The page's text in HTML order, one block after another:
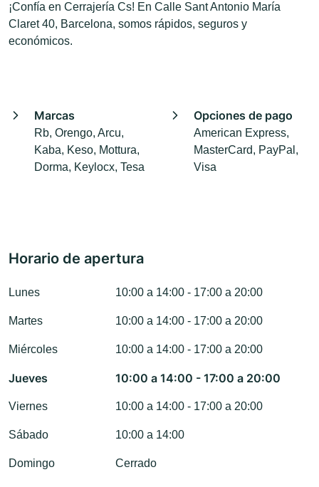
¡Confía en Cerrajería Cs! En Calle Sant Antonio María
Claret 40, Barcelona, somos rápidos, seguros y
económicos.
Marcas
Rb, Orengo, Arcu,
Kaba, Keso, Mottura,
Dorma, Keylocx, Tesa
Opciones de pago
American Express,
MasterCard, PayPal,
Visa
Horario de apertura
Lunes 10:00 a 14:00 - 17:00 a 20:00
Martes 10:00 a 14:00 - 17:00 a 20:00
Miércoles 10:00 a 14:00 - 17:00 a 20:00
Jueves 10:00 a 14:00 - 17:00 a 20:00
Viernes 10:00 a 14:00 - 17:00 a 20:00
Sábado 10:00 a 14:00
Domingo Cerrado